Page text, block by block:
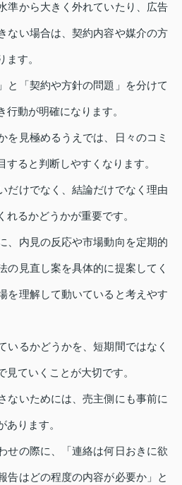
準から大きく外れていたり、広告
ない場合は、契約内容や媒介の方
す。
と「契約や方針の問題」を分けて
動が明確になります。
を見極めるうえでは、日々のコミ
すると判断しやすくなります。
だけでなく、結論だけでなく理由
るかどうかが重要です。
、内見の反応や市場動向を定期的
の見直し案を具体的に提案してく
を理解して動いていると考えやす
いるかどうかを、短期間ではなく
ていくことが大切です。
ないためには、売主側にも事前に
ります。
せの際に、「連絡は何日おきに欲
告はどの程度の内容が必要か」と